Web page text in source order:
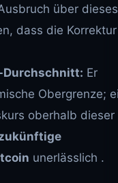
über dieses
dass die Korrektur
Durchschnitt: Er
Obergrenze;
oberhalb dieser
unerlässlich .